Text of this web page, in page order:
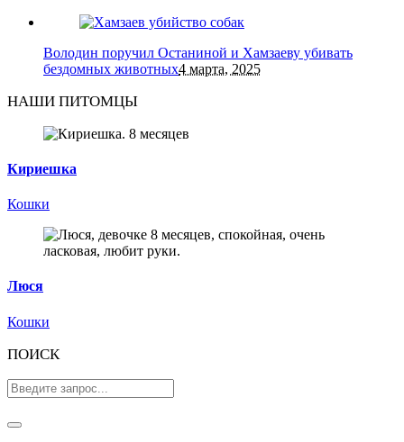
Володин поручил Останиной и Хамзаеву убивать
бездомных животных4 марта, 2025
НАШИ ПИТОМЦЫ
Кириешка
Кошки
Люся
Кошки
ПОИСК